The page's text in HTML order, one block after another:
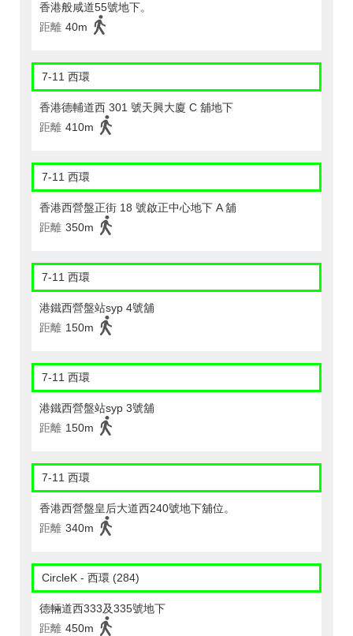
香港般咸道55號地下。
距離 40m
7-11 西環
香港德輔道西 301 號天興大廈 C 舖地下
距離 410m
7-11 西環
香港西營盤正街 18 號啟正中心地下 A 舖
距離 350m
7-11 西環
港鐵西營盤站syp 4號舖
距離 150m
7-11 西環
港鐵西營盤站syp 3號舖
距離 150m
7-11 西環
香港西營盤皇后大道西240號地下舖位。
距離 340m
CircleK - 西環 (284)
德輛道西333及335號地下
距離 450m